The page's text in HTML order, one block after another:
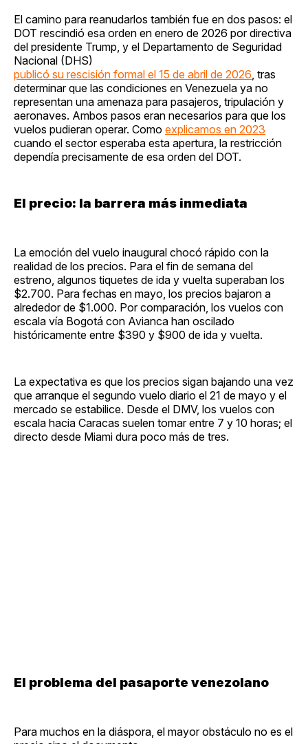
El camino para reanudarlos también fue en dos pasos: el
DOT rescindió esa orden en enero de 2026 por directiva
del presidente Trump, y el Departamento de Seguridad
Nacional (DHS)
publicó su rescisión formal el 15 de abril de 2026, tras
determinar que las condiciones en Venezuela ya no
representan una amenaza para pasajeros, tripulación y
aeronaves. Ambos pasos eran necesarios para que los
vuelos pudieran operar. Como explicamos en 2023
cuando el sector esperaba esta apertura, la restricción
dependía precisamente de esa orden del DOT.
El precio: la barrera más inmediata
La emoción del vuelo inaugural chocó rápido con la
realidad de los precios. Para el fin de semana del
estreno, algunos tiquetes de ida y vuelta superaban los
$2.700. Para fechas en mayo, los precios bajaron a
alrededor de $1.000. Por comparación, los vuelos con
escala vía Bogotá con Avianca han oscilado
históricamente entre $390 y $900 de ida y vuelta.
La expectativa es que los precios sigan bajando una vez
que arranque el segundo vuelo diario el 21 de mayo y el
mercado se estabilice. Desde el DMV, los vuelos con
escala hacia Caracas suelen tomar entre 7 y 10 horas; el
directo desde Miami dura poco más de tres.
El problema del pasaporte venezolano
Para muchos en la diáspora, el mayor obstáculo no es el